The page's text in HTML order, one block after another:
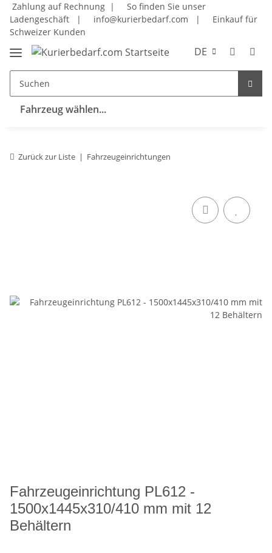
Zahlung auf Rechnung |
So finden Sie unser
Ladengeschäft
| info@kurierbedarf.com |
Einkauf für
Schweizer Kunden
DE
Fahrzeug wählen...
Zurück zur Liste Fahrzeugeinrichtungen
Fahrzeugeinrichtung PL612 -
1500x1445x310/410 mm mit 12
Behältern